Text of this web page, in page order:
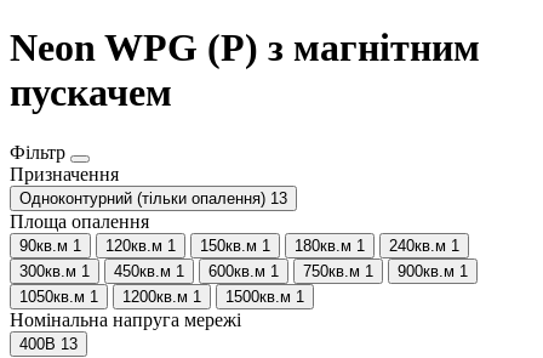
Neon WPG (P) з магнітним
пускачем
Фільтр
Призначення
Одноконтурний (тільки опалення) 13
Площа опалення
90кв.м 1 120кв.м 1 150кв.м 1 180кв.м 1 240кв.м 1
300кв.м 1 450кв.м 1 600кв.м 1 750кв.м 1 900кв.м 1
1050кв.м 1 1200кв.м 1 1500кв.м 1
Номінальна напруга мережі
400В 13